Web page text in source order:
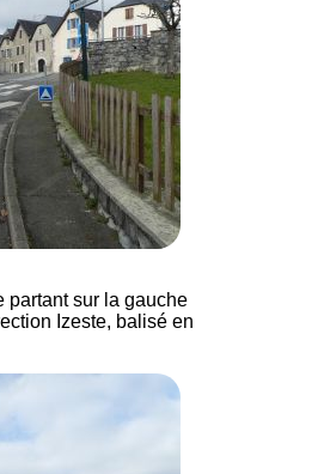
partant sur la gauche
Izeste, balisé en